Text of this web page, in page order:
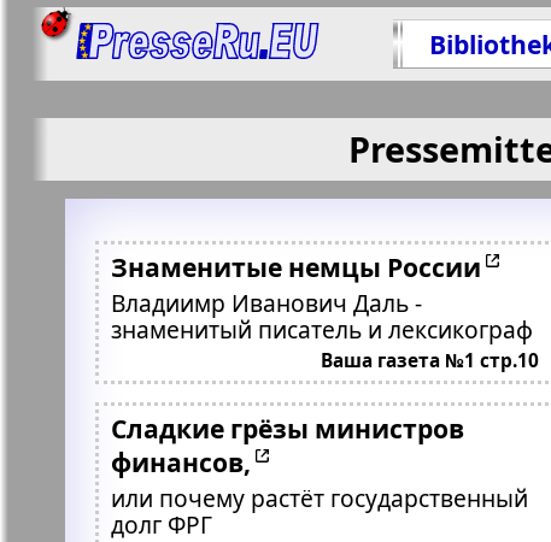
Знаменитые немцы России
Владиимр Иванович Даль -
знаменитый писатель и лексикограф
Ваша газета №1 стр.10
Сладкие грёзы министров
финансов,
или почему растёт государственный
долг ФРГ